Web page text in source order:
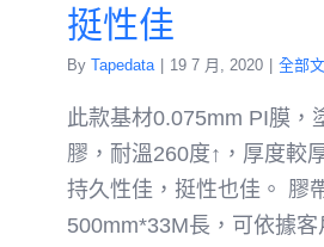
挺性佳
By Tapedata 19 7 月, 2020 全部
此款基材0.075mm PI膜，
膠，耐溫260度↑，厚度較
持久性佳，挺性也佳。 膠
500mm*33M長，可依據客